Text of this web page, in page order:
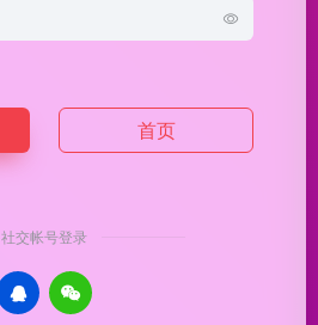
首页
社交帐号登录